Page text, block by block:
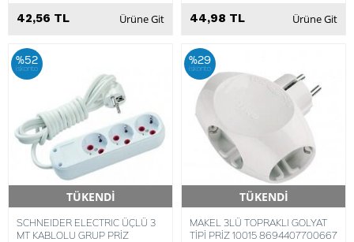
42,56 TL Ürüne Git 44,98 TL Ürüne Git
%52
iskonto
TÜKENDİ
Hızlı Teslimat
SCHNEIDER ELECTRIC ÜÇLÜ 3
MT KABLOLU GRUP PRİZ
%29
iskonto
TÜKENDİ
Hızlı Teslimat
MAKEL 3LÜ TOPRAKLI GOLYAT
TİPİ PRİZ 10015 8694407700667